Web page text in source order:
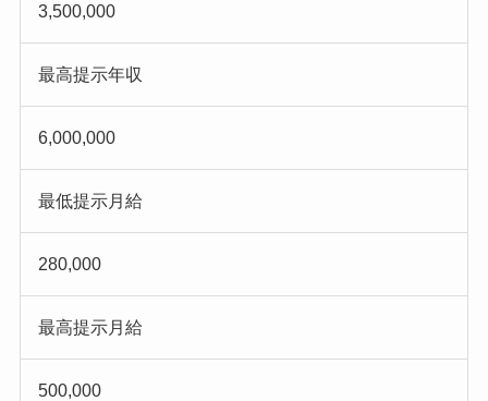
3,500,000
最高提示年収
6,000,000
最低提示月給
280,000
最高提示月給
500,000